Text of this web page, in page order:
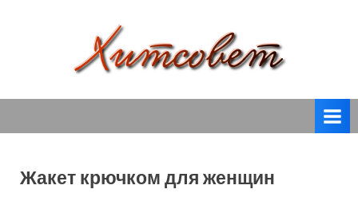
т
о
спицами,
крючком,
вязаные
модели
Жакет крючком для женщин